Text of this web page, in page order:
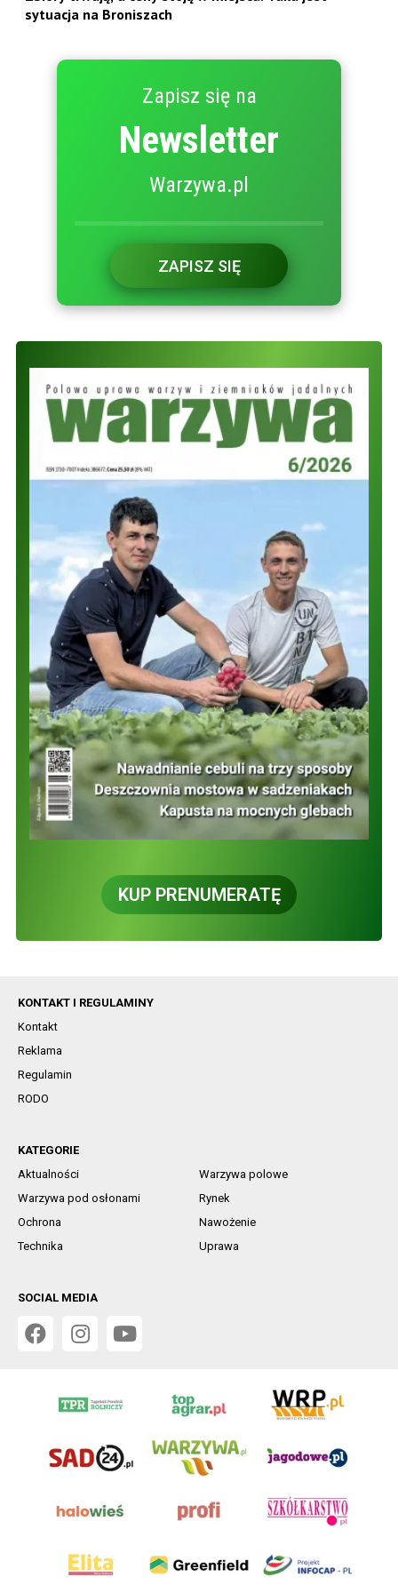
sytuacja na Broniszach
Zapisz się na
Newsletter
Warzywa.pl
ZAPISZ SIĘ
KUP PRENUMERATĘ
KONTAKT I REGULAMINY
Kontakt
Reklama
Regulamin
RODO
KATEGORIE
Aktualności
Warzywa polowe
Warzywa pod osłonami
Rynek
Ochrona
Nawożenie
Technika
Uprawa
SOCIAL MEDIA